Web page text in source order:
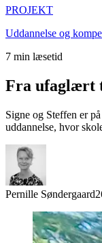
PROJEKT
Uddannelse og
7 min læsetid
Fra ufaglært
Signe og Steffen er
uddannelse, hvor
Pernille Søndergaard